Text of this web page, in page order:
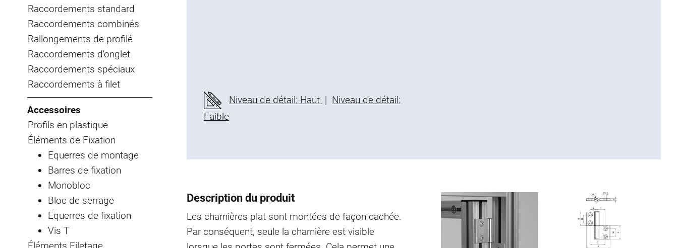
Raccordements standard
Raccordements combinés
Rallongements de profilé
Raccordements d'onglet
Raccordements spéciaux
Raccordements à filet
Accessoires
Profils en plastique
Éléments de Fixation
Equerres de montage
Barres de fixation
Monobloc
Bloc de serrage
Equerres de fixation
Vis T
Éléments Filetage
Niveau de détail: Haut | Niveau de détail:
Faible
Description du produit
Les charnières plat sont montées de façon cachée.
Par conséquent, seule la charnière est visible